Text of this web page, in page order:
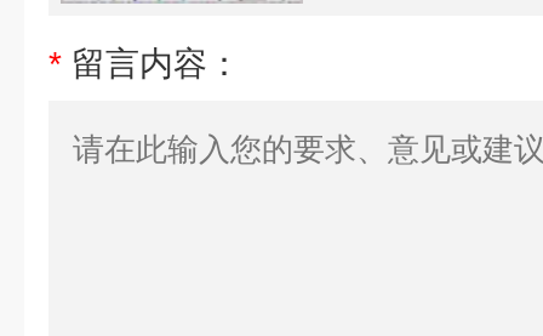
* 留言内容：